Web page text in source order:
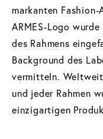
markanten
ARMES-Logo
des Rahmens
Background des
vermitteln.
und jeder Rahmen
einzigartigen